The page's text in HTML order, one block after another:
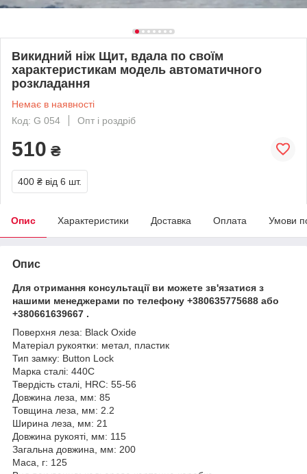
Викидний ніж Щит, вдала по своїм
характеристикам модель автоматичного
розкладання
Немає в наявності
Код: G 054
Опт і роздріб
510 ₴
400 ₴ від 6 шт.
Опис Характеристики Доставка Оплата Умови
Опис
Для отримання консультації ви можете зв'язатися з
нашими менеджерами по телефону +380635775688 або
+380661639667 .
Поверхня леза: Black Oxide
Матеріал рукоятки: метал, пластик
Тип замку: Button Lock
Марка сталі: 440C
Твердість сталі, HRC: 55-56
Довжина леза, мм: 85
Товщина леза, мм: 2.2
Ширина леза, мм: 21
Довжина рукояті, мм: 115
Загальна довжина, мм: 200
Маса, г: 125